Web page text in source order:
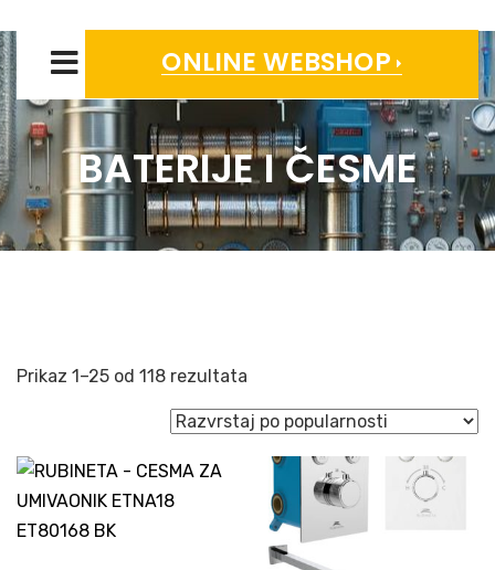
ONLINE WEBSHOP
BATERIJE I ČESME
Prikaz 1–25 od 118 rezultata
by
popularity